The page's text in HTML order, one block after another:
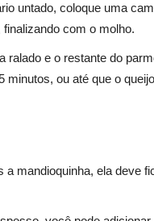
untado, coloque uma
com o molho.
ralado e o restante do
minutos, ou até que o
a mandioquinha, ela deve